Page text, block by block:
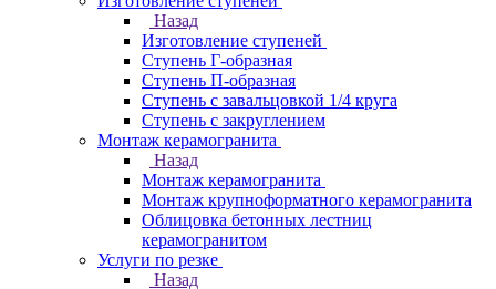
Назад
Изготовление ступеней
Ступень Г-образная
Ступень П-образная
Ступень с завальцовкой 1/4 круга
Ступень с закруглением
Монтаж керамогранита
Назад
Монтаж керамогранита
Монтаж крупноформатного керамогранита
Облицовка бетонных лестниц
керамогранитом
Услуги по резке
Назад